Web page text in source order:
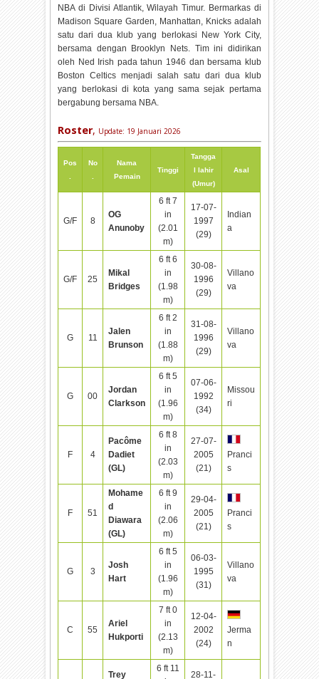
NBA di Divisi Atlantik, Wilayah Timur. Bermarkas di
Madison Square Garden, Manhattan, Knicks adalah
satu dari dua klub yang berlokasi New York City,
bersama dengan Brooklyn Nets. Tim ini didirikan
oleh Ned Irish pada tahun 1946 dan bersama klub
Boston Celtics menjadi salah satu dari dua klub
yang berlokasi di kota yang sama sejak pertama
bergabung bersama NBA.
Roster, Update: 19 Januari 2026
Pos
No
Nama
Pemain
Tinggi
Tangga
l lahir
(Umur)
Asal
G/F 8
OG
Anunoby
6 ft 7
in
(2.01
m)
17-07-
1997
(29)
Indian
a
G/F 25
Mikal
Bridges
6 ft 6
in
(1.98
m)
30-08-
1996
(29)
Villano
va
G 11
Jalen
Brunson
6 ft 2
in
(1.88
m)
31-08-
1996
(29)
Villano
va
G 00
Jordan
Clarkson
6 ft 5
in
(1.96
m)
07-06-
1992
(34)
Missou
ri
F 4
Pacôme
Dadiet
(GL)
6 ft 8
in
(2.03
m)
27-07-
2005
(21)
Pranci
s
F 51
Mohame
d
Diawara
(GL)
6 ft 9
in
(2.06
m)
29-04-
2005
(21)
Pranci
s
G 3
Josh
Hart
6 ft 5
in
(1.96
m)
06-03-
1995
(31)
Villano
va
C 55
Ariel
Hukporti
7 ft 0
in
(2.13
m)
12-04-
2002
(24)
Jerma
n
Trey
6 ft 11
28-11-